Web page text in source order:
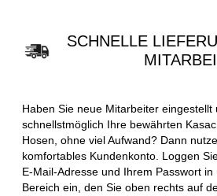
SCHNELLE
Haben Sie neue Mitarbeiter eingestellt
schnellstmöglich Ihre bewährten
Hosen, ohne viel Aufwand? Dann
komfortables Kundenkonto. Loggen
E-Mail-Adresse und Ihrem Passwort
Bereich ein, den Sie oben rechts auf